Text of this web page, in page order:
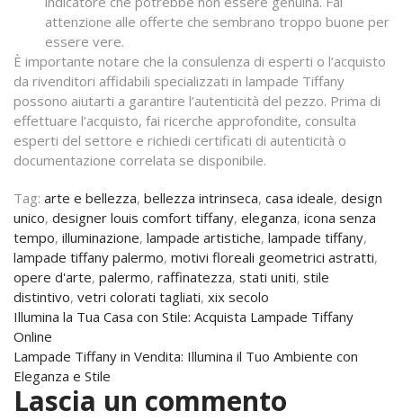
attenzione alle offerte che sembrano troppo buone per
essere vere.
È importante notare che la consulenza di esperti o l’acquisto
da rivenditori affidabili specializzati in lampade Tiffany
possono aiutarti a garantire l’autenticità del pezzo. Prima di
effettuare l’acquisto, fai ricerche approfondite, consulta
esperti del settore e richiedi certificati di autenticità o
documentazione correlata se disponibile.
Tag: arte e bellezza, bellezza intrinseca, casa ideale, design
unico, designer louis comfort tiffany, eleganza, icona senza
tempo, illuminazione, lampade artistiche, lampade tiffany,
lampade tiffany palermo, motivi floreali geometrici astratti,
opere d'arte, palermo, raffinatezza, stati uniti, stile
distintivo, vetri colorati tagliati, xix secolo
Navigazione
articoli
Illumina la Tua Casa con Stile: Acquista Lampade Tiffany
Online
Lampade Tiffany in Vendita: Illumina il Tuo Ambiente con
Eleganza e Stile
Lascia un commento